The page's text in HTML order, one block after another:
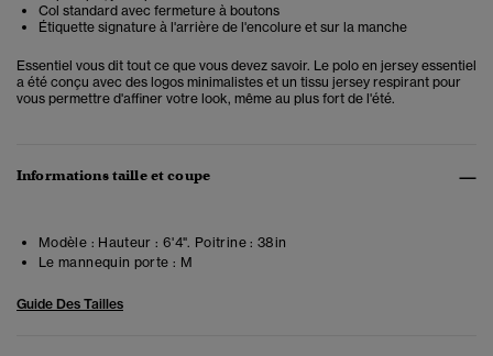
Col standard avec fermeture à boutons
Étiquette signature à l'arrière de l'encolure et sur la manche
Essentiel vous dit tout ce que vous devez savoir. Le polo en jersey essentiel
a été conçu avec des logos minimalistes et un tissu jersey respirant pour
vous permettre d'affiner votre look, même au plus fort de l'été.
Informations taille et coupe
Modèle : Hauteur : 6'4". Poitrine : 38in
Le mannequin porte : M
Guide Des Tailles